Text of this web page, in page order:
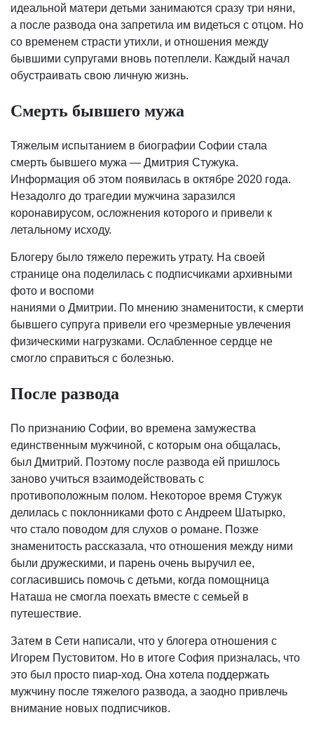
идеальной матери детьми занимаются сразу три няни,
а после развода она запретила им видеться с отцом. Но
со временем страсти утихли, и отношения между
бывшими супругами вновь потеплели. Каждый начал
обустраивать свою личную жизнь.
Смерть бывшего мужа
Тяжелым испытанием в биографии Софии стала
смерть бывшего мужа — Дмитрия Стужука.
Информация об этом появилась в октябре 2020 года.
Незадолго до трагедии мужчина заразился
коронавирусом, осложнения которого и привели к
летальному исходу.
Блогеру было тяжело пережить утрату. На своей
странице она поделилась с подписчиками архивными
фото и воспоми
наниями о Дмитрии. По мнению знаменитости, к смерти
бывшего супруга привели его чрезмерные увлечения
физическими нагрузками. Ослабленное сердце не
смогло справиться с болезнью.
После развода
По признанию Софии, во времена замужества
единственным мужчиной, с которым она общалась,
был Дмитрий. Поэтому после развода ей пришлось
заново учиться взаимодействовать с
противоположным полом. Некоторое время Стужук
делилась с поклонниками фото с Андреем Шатырко,
что стало поводом для слухов о романе. Позже
знаменитость рассказала, что отношения между ними
были дружескими, и парень очень выручил ее,
согласившись помочь с детьми, когда помощница
Наташа не смогла поехать вместе с семьей в
путешествие.
Затем в Сети написали, что у блогера отношения с
Игорем Пустовитом. Но в итоге София призналась, что
это был просто пиар-ход. Она хотела поддержать
мужчину после тяжелого развода, а заодно привлечь
внимание новых подписчиков.